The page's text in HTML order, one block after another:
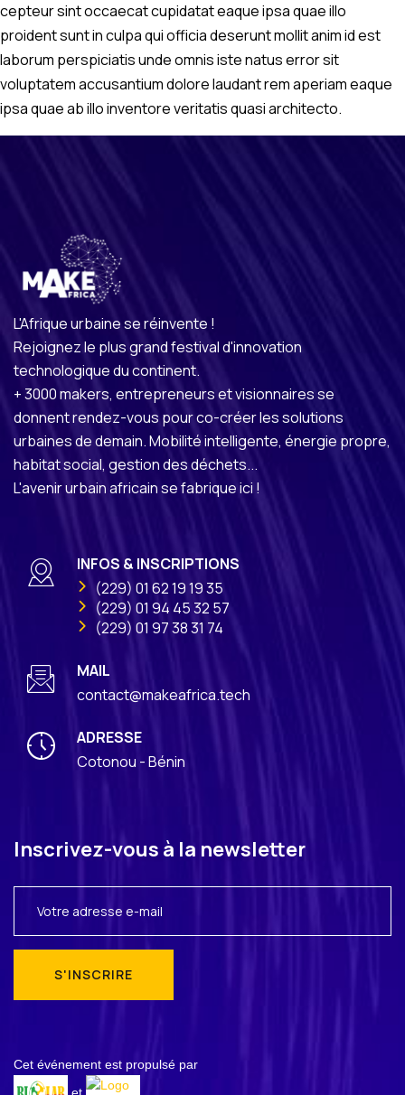
cepteur sint occaecat cupidatat eaque ipsa quae illo
proident sunt in culpa qui officia deserunt mollit anim id est
laborum perspiciatis unde omnis iste natus error sit
voluptatem accusantium dolore laudant rem aperiam eaque
ipsa quae ab illo inventore veritatis quasi architecto.
L'Afrique urbaine se réinvente !
Rejoignez le plus grand festival d'innovation
technologique du continent.
+ 3000 makers, entrepreneurs et visionnaires se
donnent rendez-vous pour co-créer les solutions
urbaines de demain. Mobilité intelligente, énergie propre,
habitat social, gestion des déchets...
L'avenir urbain africain se fabrique ici !
INFOS & INSCRIPTIONS
(229) 01 62 19 19 35
(229) 01 94 45 32 57
(229) 01 97 38 31 74
MAIL
contact@makeafrica.tech
ADRESSE
Cotonou - Bénin
Inscrivez-vous à la newsletter
Cet événement est propulsé par